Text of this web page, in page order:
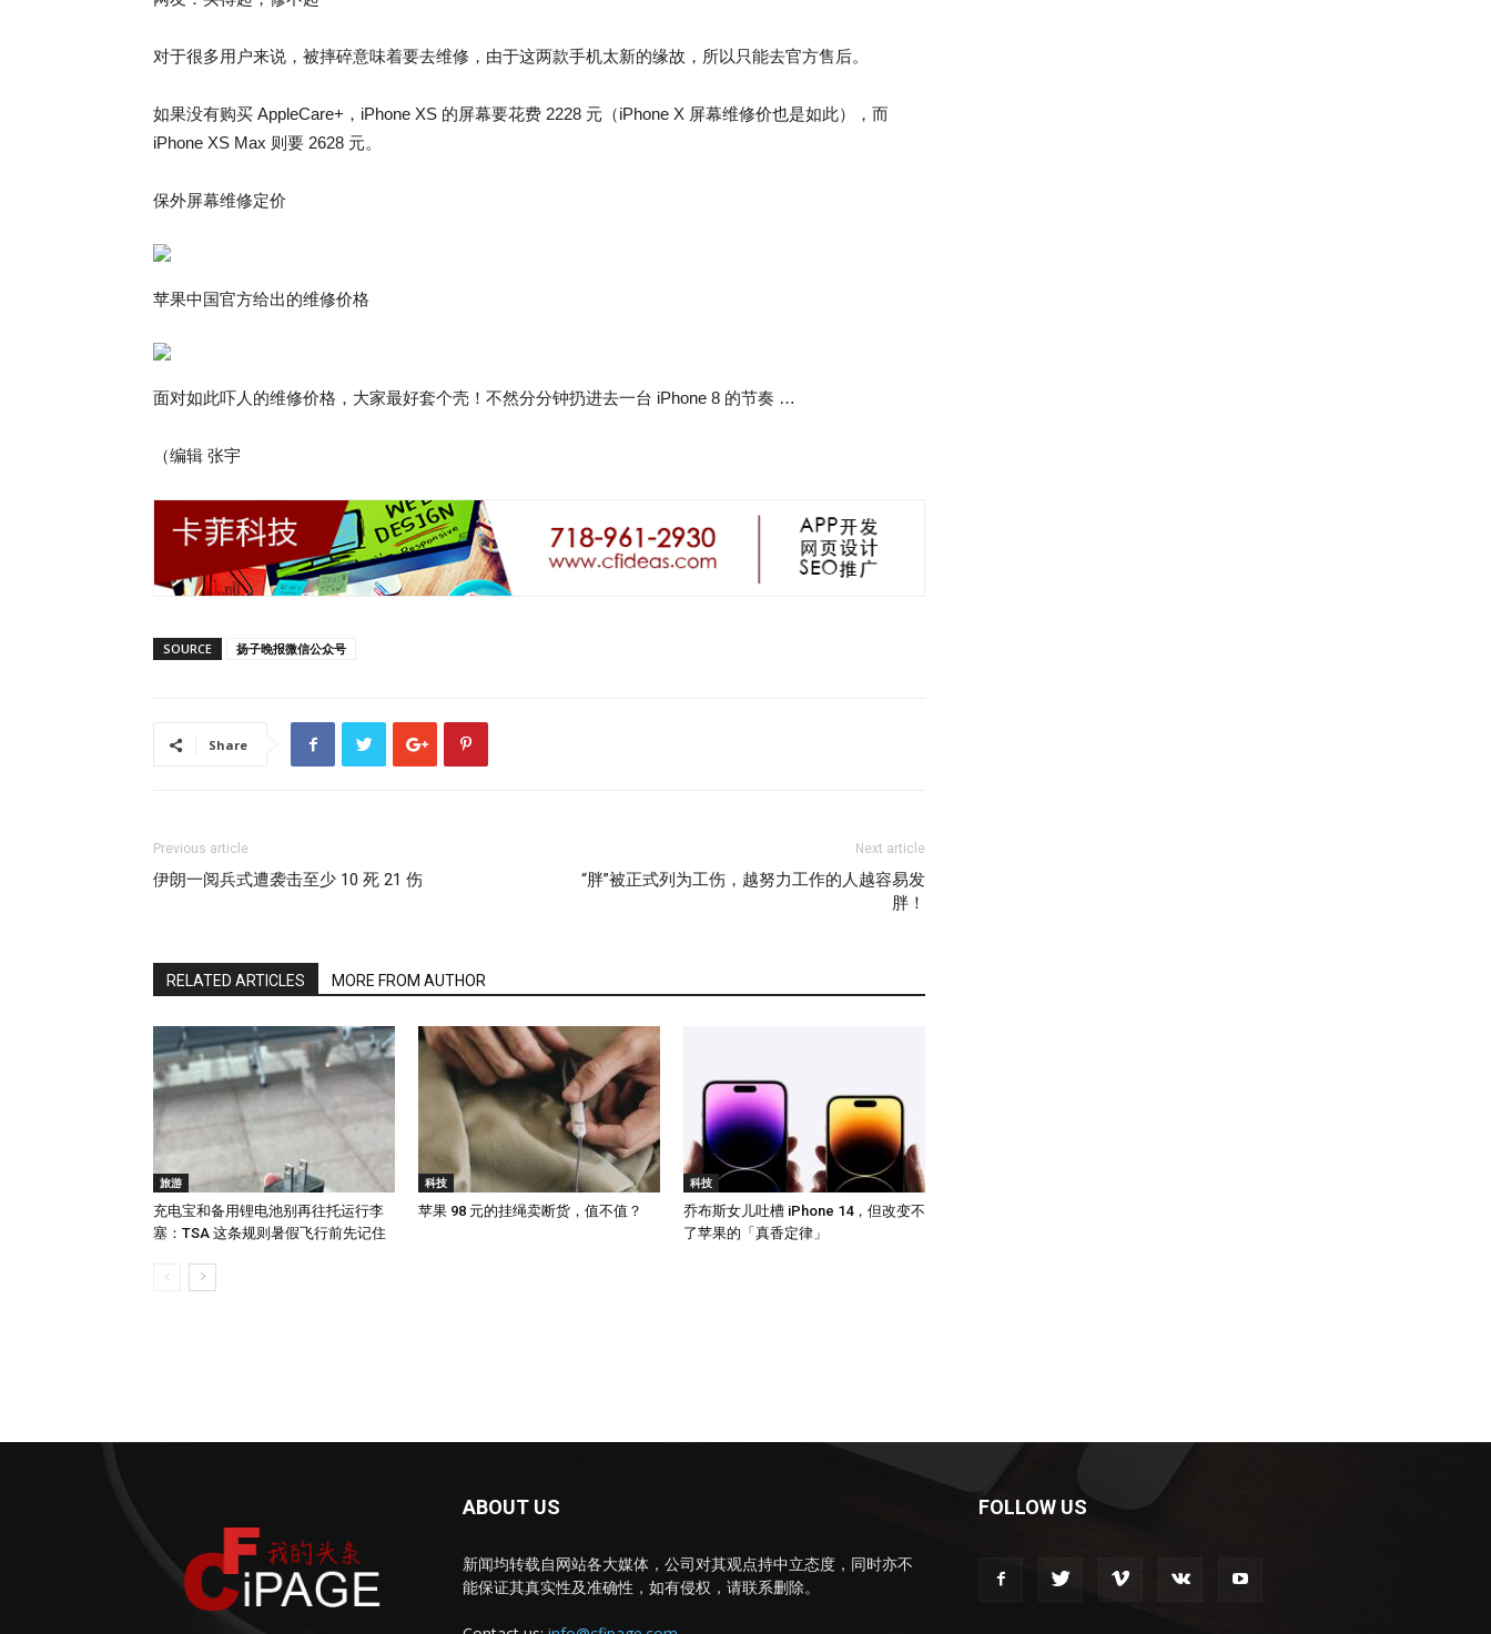
对于很多用户来说，被摔碎意味着要去维修，由于这两款手机太新的缘故，所以只能去官方售后。
如果没有购买 AppleCare+，iPhone XS 的屏幕要花费 2228 元（iPhone X 屏幕维修价也是如此），而
iPhone XS Max 则要 2628 元。
保外屏幕维修定价
苹果中国官方给出的维修价格
面对如此吓人的维修价格，大家最好套个壳！不然分分钟扔进去一台 iPhone 8 的节奏 …
（编辑 张宇
SOURCE 扬子晚报微信公众号
Share
Previous article
伊朗一阅兵式遭袭击至少 10 死 21 伤
Next article
“胖”被正式列为工伤，越努力工作的人越容易发
胖！
RELATED ARTICLES MORE FROM AUTHOR
旅游
充电宝和备用锂电池别再往托运行李
塞：TSA 这条规则暑假飞行前先记住
科技
苹果 98 元的挂绳卖断货，值不值？
科技
乔布斯女儿吐槽 iPhone 14，但改变不
了苹果的「真香定律」
ABOUT US
新闻均转载自网站各大媒体，公司对其观点持中立态度，同时亦不
能保证其真实性及准确性，如有侵权，请联系删除。
FOLLOW US